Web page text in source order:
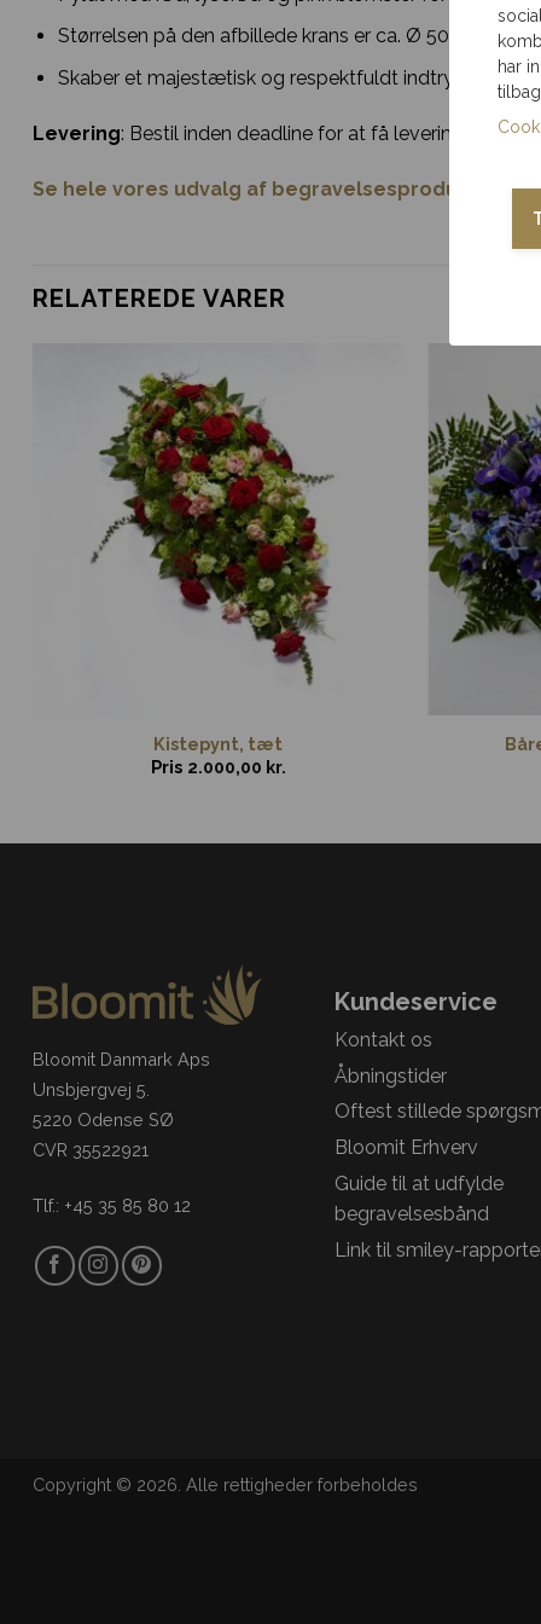
har
Størrelsen på den afbillede krans er ca. Ø 50 cm. til
Skaber et majestætisk og respektfuldt indtryk.
Levering: Bestil inden deadline for at få levering
Se hele vores udvalg af begravelsesprodukter her.
RELATEREDE VARER
Kistepynt, tæt
Pris 2.000,00 kr.
Bloomit Danmark Aps
Unsbjergvej 5.
5220 Odense SØ
CVR 35522921
Tlf.: +45 35 85 80 12
Kundeservice
Kontakt os
Åbningstider
Oftest stillede
Bloomit Erhverv
Guide til at udfylde
begravelsesbånd
Link til smiley-
Copyright © 2026. Alle rettigheder forbeholdes